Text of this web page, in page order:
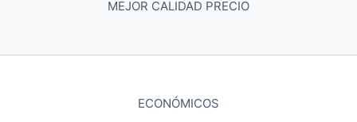
MEJOR CALIDAD PRECIO
ECONÓMICOS